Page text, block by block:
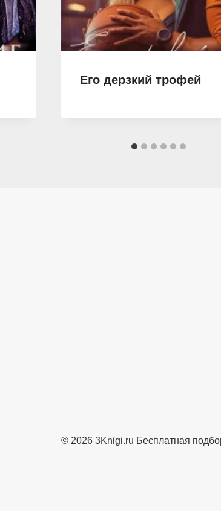
Его дерзкий трофей
© 2026 3Knigi.ru Бесплатная